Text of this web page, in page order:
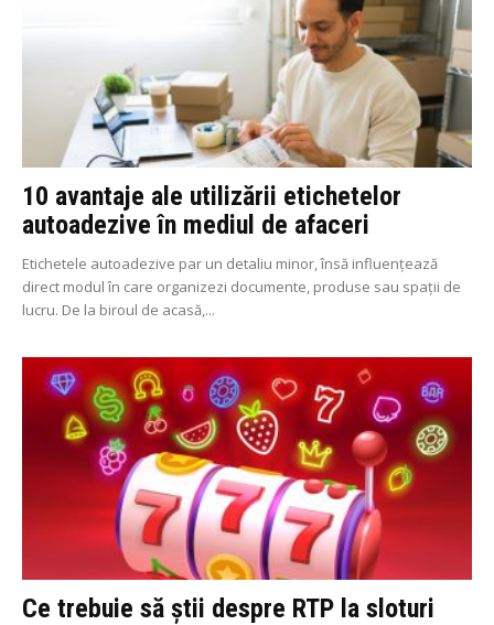
10 avantaje ale utilizării etichetelor
autoadezive în mediul de afaceri
Etichetele autoadezive par un detaliu minor, însă influențează
direct modul în care organizezi documente, produse sau spații de
lucru. De la biroul de acasă,...
Ce trebuie să știi despre RTP la sloturi